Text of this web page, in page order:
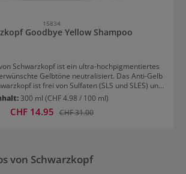
15834
Goodbye Yellow Shampoo
Schwarzkopf ist ein ultra-hochpigmentiertes
Gelbtöne neutralisiert. Das Anti-Gelb
ist frei von Sulfaten (SLS und SLES) und
sanft. Die blauen und violetten direktziehenden
für eine sofortige Farbanlagerung für kühle
werden umgehend neutralisiert und bei
Yellow Shampoo funktioniert Die
300 ml (CHF 4.98 / 100 ml)
Verkaufspreis:
CHF 14.95 Regulärer Preis:
CHF 31.00
von Schwarzkopf